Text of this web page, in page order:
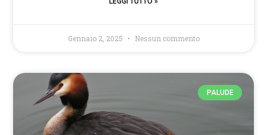
Gennaio 2, 2025 Nessun commento
PALUDE